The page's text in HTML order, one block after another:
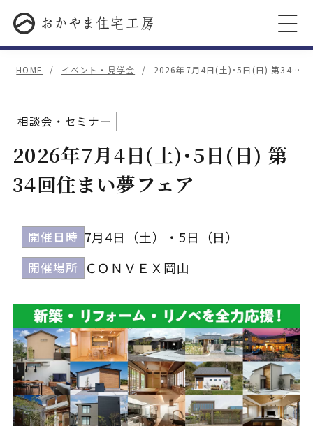
HOME イベント・見学会 2026年7月4日(土)･5日(日) 第34…
相談会・セミナー
2026年7月4日(土)･5日(日) 第
34回住まい夢フェア
開催日時 7月4日（土）・5日（日）
開催場所 ＣＯＮＶＥＸ岡山